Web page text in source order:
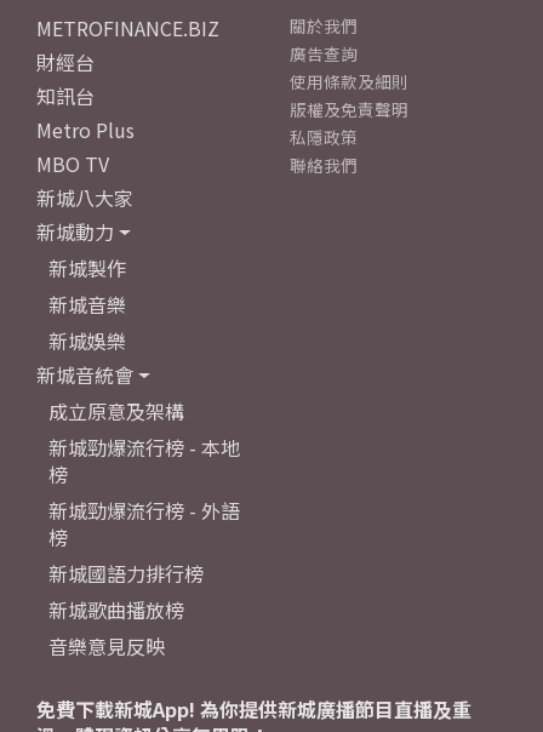
METROFINANCE.BIZ
財經台
知訊台
Metro Plus
MBO TV
新城八大家
新城動力
新城製作
新城音樂
新城娛樂
新城音統會
成立原意及架構
新城勁爆流行榜 - 本地
榜
新城勁爆流行榜 - 外語
榜
新城國語力排行榜
新城歌曲播放榜
音樂意見反映
關於我們
廣告查詢
使用條款及細則
版權及免責聲明
私隱政策
聯絡我們
免費下載新城App! 為你提供新城廣播節目直播及重